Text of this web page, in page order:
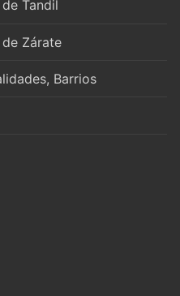
Tandil
Zárate
Barrios